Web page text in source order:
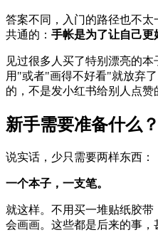
答案不同，入门的路径也不
共通的： 手帐是为了让自己更
见过很多人买了特别漂亮的
用"或者"画得不好看"就放弃
的，不是发小红书给别人点赞
新手需要准备什么？
说实话，少只需要两样东西：
一个本子，一支笔。
就这样。不用买一堆贴纸胶
会画画。这些都是后来的事，